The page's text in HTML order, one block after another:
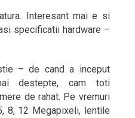
Interesant mai e si
specificatii hardware –
– de cand a inceput
destepte, cam toti
de rahat. Pe vremuri
8, 12 Megapixeli, lentile